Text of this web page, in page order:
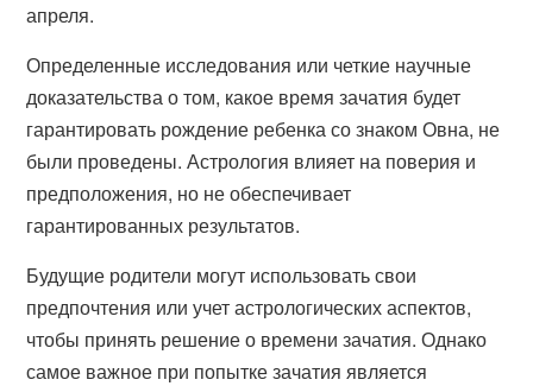
апреля.
Определенные исследования или четкие научные
доказательства о том, какое время зачатия будет
гарантировать рождение ребенка со знаком Овна, не
были проведены. Астрология влияет на поверия и
предположения, но не обеспечивает
гарантированных результатов.
Будущие родители могут использовать свои
предпочтения или учет астрологических аспектов,
чтобы принять решение о времени зачатия. Однако
самое важное при попытке зачатия является